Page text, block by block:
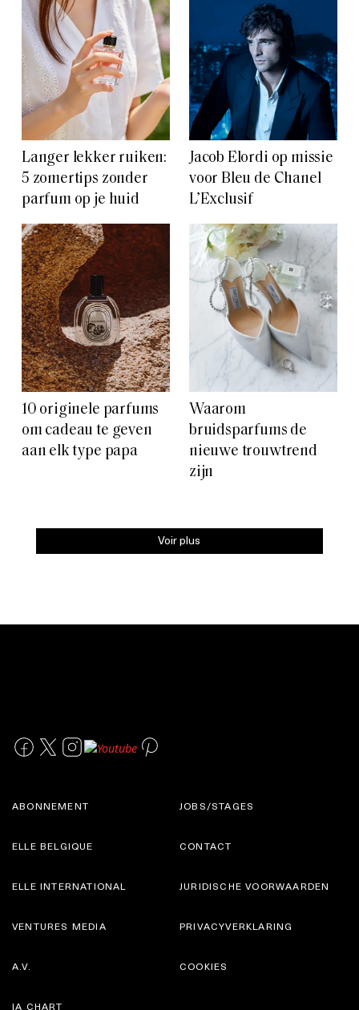
Langer lekker ruiken:
5 zomertips zonder
parfum op je huid
Jacob Elordi op missie
voor Bleu de Chanel
L’Exclusif
10 originele parfums
om cadeau te geven
aan elk type papa
Waarom
bruidsparfums de
nieuwe trouwtrend
zijn
Voir plus
ABONNEMENT
ELLE BELGIQUE
JOBS/STAGES
CONTACT
ELLE INTERNATIONAL
VENTURES MEDIA
JURIDISCHE VOORWAARDEN
PRIVACYVERKLARING
A.V.
IA CHART
COOKIES